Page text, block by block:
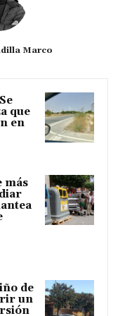
Marco
que
en
más
de
un